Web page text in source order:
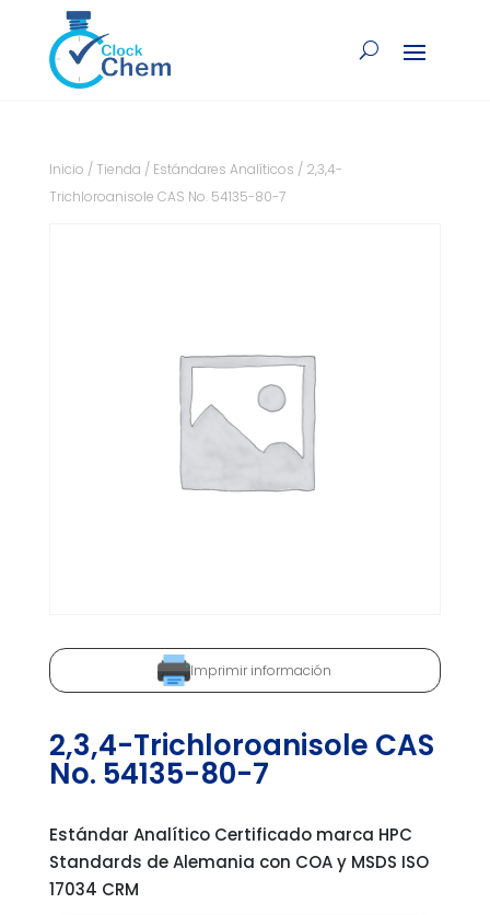
Inicio / Tienda / Estándares Analíticos / 2,3,4-
Trichloroanisole CAS No. 54135-80-7
Imprimir información
2,3,4-Trichloroanisole CAS
No. 54135-80-7
Estándar Analítico Certificado marca HPC
Standards de Alemania con COA y MSDS ISO
17034 CRM